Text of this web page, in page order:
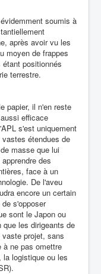
soumis à
après avoir vu les
moyen de frappes
positionnés
terrestre.
papier, il n'en reste
efficace
s'est uniquement
étendues de
masse que lui
des
face à un
De l'aveu
encore un certain
s'opposer
sont le Japon ou
les dirigeants de
projet, sans
à ne pas omettre
logistique ou les